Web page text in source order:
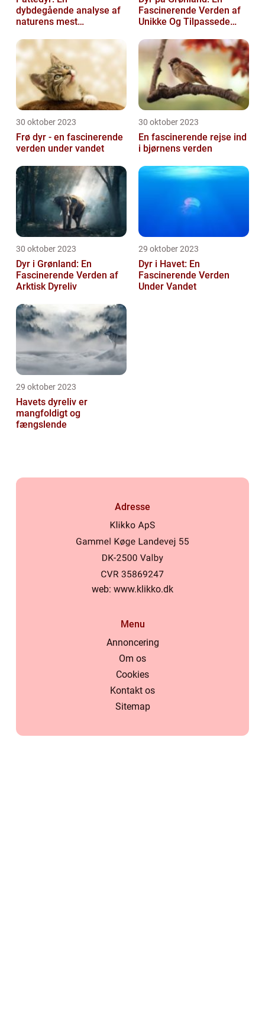
dybdegående analyse af
naturens mest
Fascinerende Verden af
Unikke Og Tilpassede
30 oktober 2023
Frø dyr - en fascinerende
verden under vandet
30 oktober 2023
En fascinerende rejse ind
i bjørnens verden
30 oktober 2023
Dyr i Grønland: En
Fascinerende Verden af
Arktisk Dyreliv
29 oktober 2023
Dyr i Havet: En
Fascinerende Verden
Under Vandet
29 oktober 2023
Havets dyreliv er
mangfoldigt og
fængslende
Adresse
web: www.klikko.dk
Menu
Annoncering
Om os
Cookies
Kontakt os
Sitemap